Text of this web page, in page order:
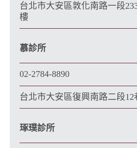
台北市大安區敦化南路一段
樓
慕診所
02-2784-8890
台北市大安區復興南路二段12
琢璞診所